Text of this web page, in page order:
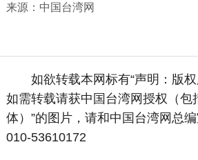
来源：中国台湾网
如欲转载本网标有“声明：版权
如需转载请获中国台湾网授权（包
体）”的图片，请和中国台湾网总编
010-53610172